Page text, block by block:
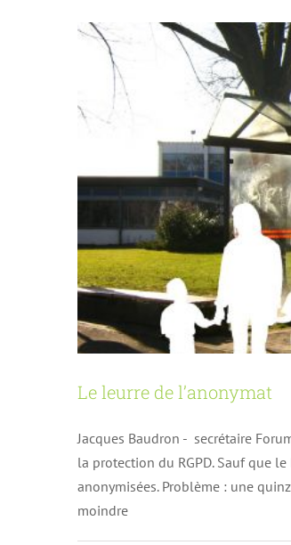
Le leurre de l’anonymat
Jacques Baudron - secrétaire
la protection du RGPD. Sauf que
anonymisées. Problème : une
moindre
Monnaies